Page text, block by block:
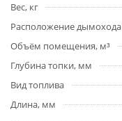
Вес, кг
Расположение дымохода
Объём помещения, м³
Глубина топки, мм
Вид топлива
Длина, мм